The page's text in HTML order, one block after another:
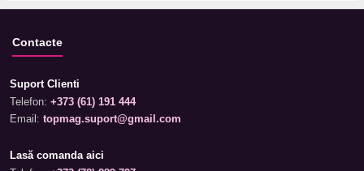
Contacte
Suport Clienti
Telefon: +373 (61) 191 444
Email: topmag.suport@gmail.com
Lasă comanda aici